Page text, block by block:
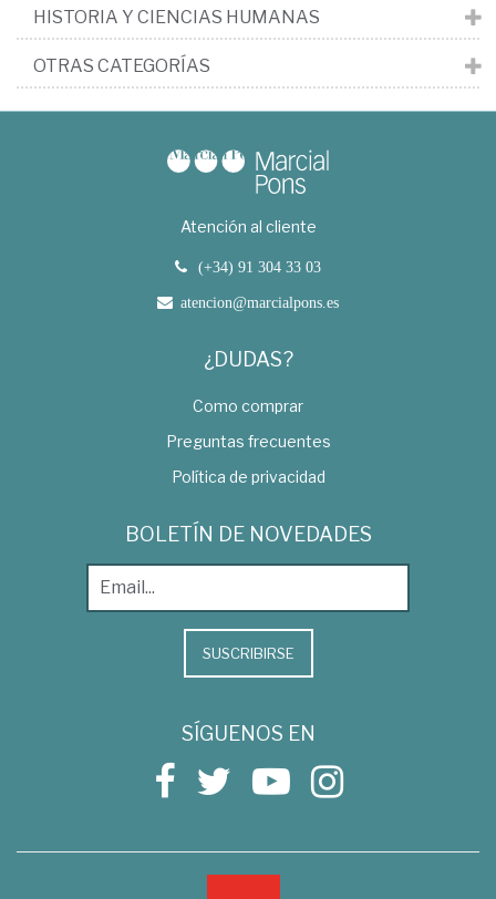
HISTORIA Y CIENCIAS HUMANAS
OTRAS CATEGORÍAS
Atención al cliente
(+34) 91 304 33 03
atencion@marcialpons.es
¿DUDAS?
Como comprar
Preguntas frecuentes
Política de privacidad
BOLETÍN DE NOVEDADES
SUSCRIBIRSE
SÍGUENOS EN